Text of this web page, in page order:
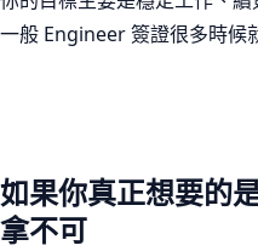
一般 Engineer 簽證很多時候
如果你真正想要的
拿不可